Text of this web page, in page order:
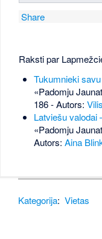
Share
Raksti par
Tukumnieki
«Padomju
186- Autors:
Latviešu
«Padomju
Autors: Aina
Kategorija: Vietas